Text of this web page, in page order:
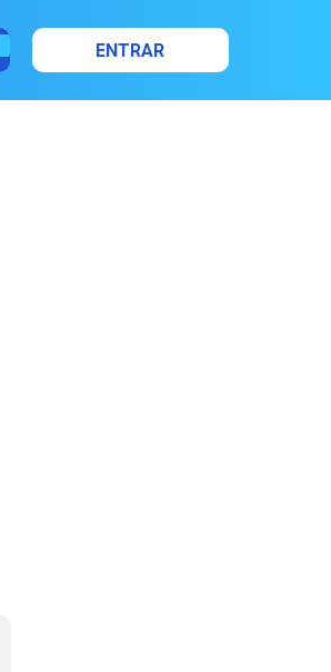
ENTRAR